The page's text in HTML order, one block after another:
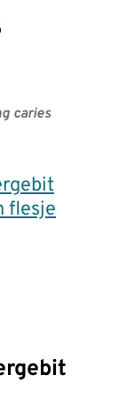
caries
flesje